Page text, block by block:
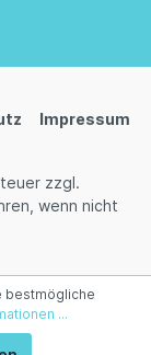
Impressum
zzgl.
wenn nicht
bestmögliche
...